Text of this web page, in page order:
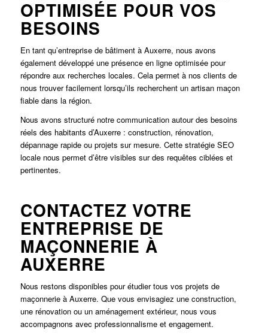
OPTIMISÉE POUR VOS
BESOINS
En tant qu’entreprise de bâtiment à Auxerre, nous avons
également développé une présence en ligne optimisée pour
répondre aux recherches locales. Cela permet à nos clients de
nous trouver facilement lorsqu’ils recherchent un artisan maçon
fiable dans la région.
Nous avons structuré notre communication autour des besoins
réels des habitants d’Auxerre : construction, rénovation,
dépannage rapide ou projets sur mesure. Cette stratégie SEO
locale nous permet d’être visibles sur des requêtes ciblées et
pertinentes.
CONTACTEZ VOTRE
ENTREPRISE DE
MAÇONNERIE À
AUXERRE
Nous restons disponibles pour étudier tous vos projets de
maçonnerie à Auxerre. Que vous envisagiez une construction,
une rénovation ou un aménagement extérieur, nous vous
accompagnons avec professionnalisme et engagement.